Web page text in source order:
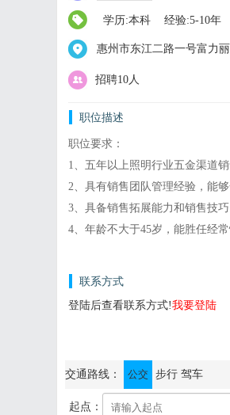
学历:本科 经验:5-10年
惠州市东江二路一号富力
招聘10人
职位描述
职位要求：
1、五年以上照明行业五金渠道
2、具有销售团队管理经验，能
3、具备销售拓展能力和销售技
4、年龄不大于45岁，能胜任经
联系方式
登陆后查看联系方式!我要登陆
通讯地址：惠州市东江二路一号
交通路线： 公交 步行 驾车
起点：